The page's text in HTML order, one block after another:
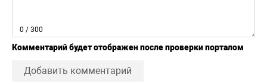
0 / 300
Комментарий будет отображен после проверки порталом
Добавить комментарий